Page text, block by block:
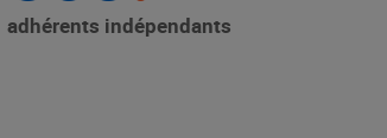
producteurs avec les
adhérents indépendants